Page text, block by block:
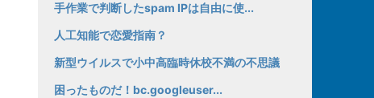
手作業で判断したspam IPは自由に使...
人工知能で恋愛指南？
新型ウイルスで小中高臨時休校不満の不思議
困ったものだ！bc.googleuser...